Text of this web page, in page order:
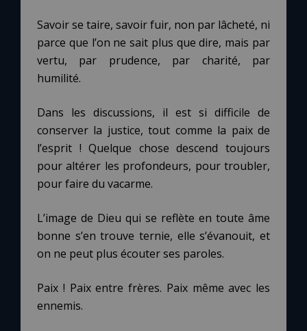
Savoir se taire, savoir fuir, non par lâcheté, ni
parce que l’on ne sait plus que dire, mais par
vertu, par prudence, par charité, par
humilité.
Dans les discussions, il est si difficile de
conserver la justice, tout comme la paix de
l’esprit ! Quelque chose descend toujours
pour altérer les profondeurs, pour troubler,
pour faire du vacarme.
L’image de Dieu qui se reflète en toute âme
bonne s’en trouve ternie, elle s’évanouit, et
on ne peut plus écouter ses paroles.
Paix ! Paix entre frères. Paix même avec les
ennemis.